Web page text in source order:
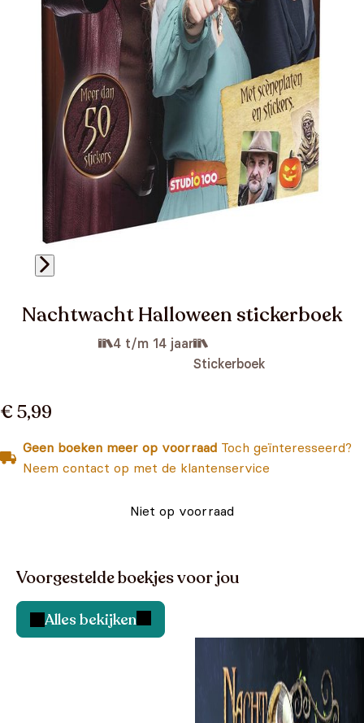
Nachtwacht Halloween stickerboek
4 t/m 14 jaar
Stickerboek
€ 5,99
Geen boeken meer op voorraad Toch geïnteresseerd?
Neem contact op met de klantenservice
Niet op voorraad
Voorgestelde boekjes voor jou
Alles bekijken